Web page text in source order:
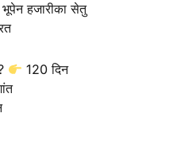
भूपेन हजारीका सेतु
120 दिन